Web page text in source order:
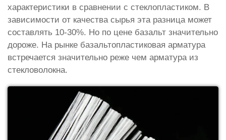
характеристики в сравнении с стеклопластиком. В
зависимости от качества сырья эта разница может
составлять 10-30%. Но по цене базальт значительно
дороже. На рынке базальтопластиковая арматура
встречается значительно реже чем арматура из
стекловолокна.